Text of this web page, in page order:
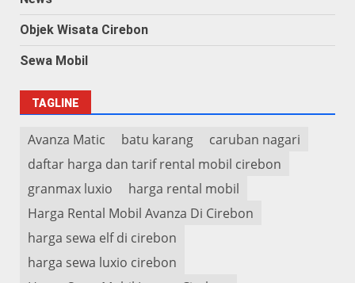
Objek Wisata Cirebon
Sewa Mobil
TAGLINE
Avanza Matic batu karang
caruban nagari
daftar harga dan tarif rental mobil cirebon
granmax luxio
harga rental mobil
Harga Rental Mobil Avanza Di Cirebon
harga sewa elf di cirebon
harga sewa luxio cirebon